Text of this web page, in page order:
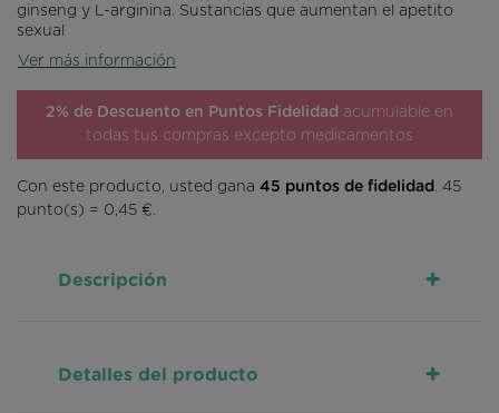
ginseng y L-arginina. Sustancias que aumentan el apetito
sexual
Ver más información
2% de Descuento en Puntos Fidelidad acumulable en
todas tus compras excepto medicamentos
Con este producto, usted gana 45 puntos de fidelidad . 45
punto(s) = 0,45 €.
Descripción +
Detalles del producto +